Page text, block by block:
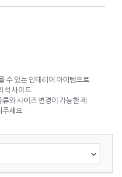
수 있는 인테리어 아이템으로
석 사이드
와 사이즈 변경이 가능한 제
주세요